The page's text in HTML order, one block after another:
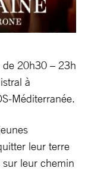
de 20h30 – 23h
à
Méditerranée.
leur terre
sur leur chemin